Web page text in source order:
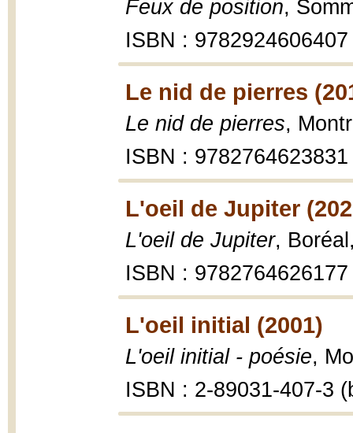
Feux de position,
ISBN : 9782924606407
Le nid de pierres
Le nid de pierres,
ISBN : 9782764623831
L'oeil de Jupiter
L'oeil de Jupiter,
ISBN : 9782764626177
L'oeil initial (2001)
L'oeil initial - poésie,
ISBN : 2-89031-407-3